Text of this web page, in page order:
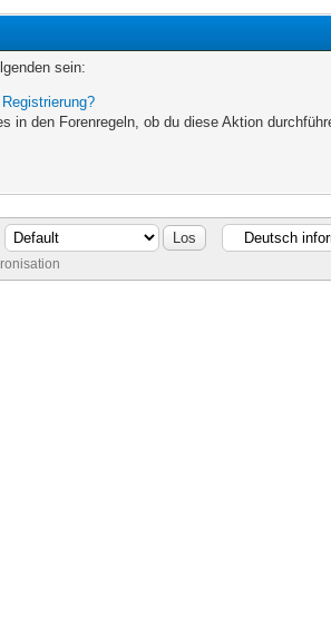
sein:
Registrierung?
in den Forenregeln, ob du diese Aktion